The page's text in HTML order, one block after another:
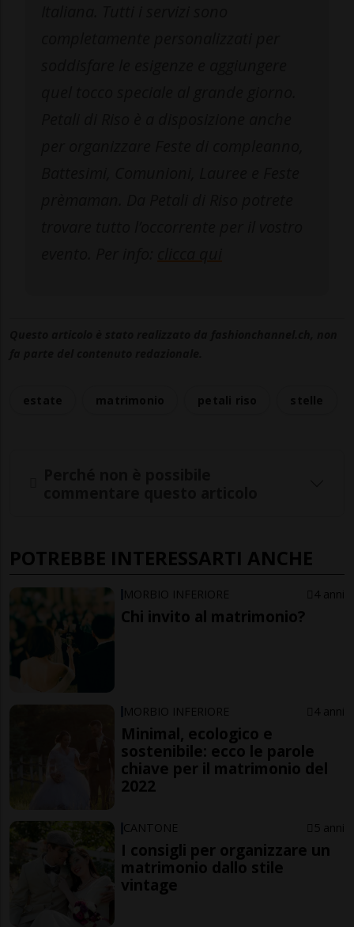
POTREBBE INTERESSARTI ANCHE
MORBIO INFERIORE 4 anni
Chi invito al matrimonio?
MORBIO INFERIORE 4 anni
Minimal, ecologico e
sostenibile: ecco le parole
chiave per il matrimonio del
2022
CANTONE 5 anni
I consigli per organizzare un
matrimonio dallo stile
vintage